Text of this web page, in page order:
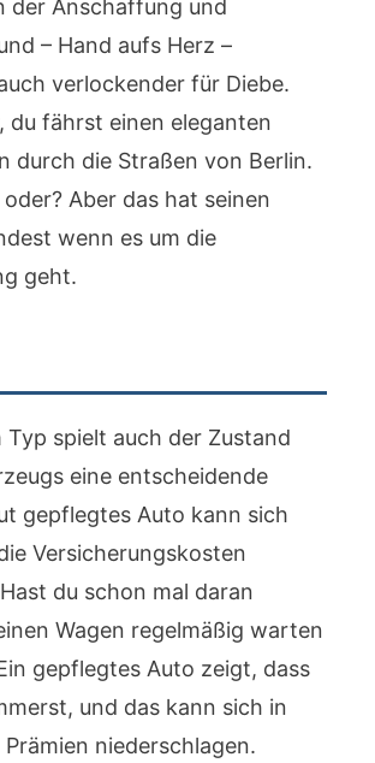
der Anschaffung und
– Hand aufs Herz –
verlockender für Diebe.
du fährst einen eleganten
durch die Straßen von Berlin.
Aber das hat seinen
wenn es um die
geht.
Typ spielt auch der Zustand
eine entscheidende
gepflegtes Auto kann sich
Versicherungskosten
du schon mal daran
Wagen regelmäßig warten
gepflegtes Auto zeigt, dass
und das kann sich in
niederschlagen.